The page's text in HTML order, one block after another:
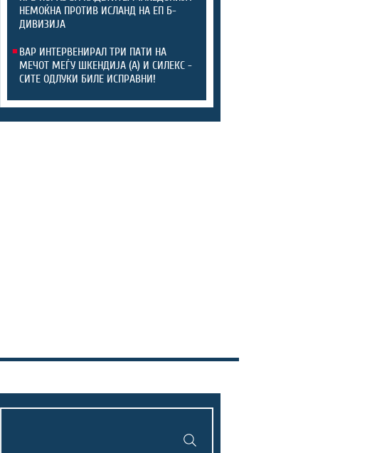
НЕМОЌНА ПРОТИВ ИСЛАНД НА ЕП Б-
ДИВИЗИЈА
ВАР ИНТЕРВЕНИРАЛ ТРИ ПАТИ НА
МЕЧОТ МЕЃУ ШКЕНДИЈА (А) И СИЛЕКС -
СИТЕ ОДЛУКИ БИЛЕ ИСПРАВНИ!